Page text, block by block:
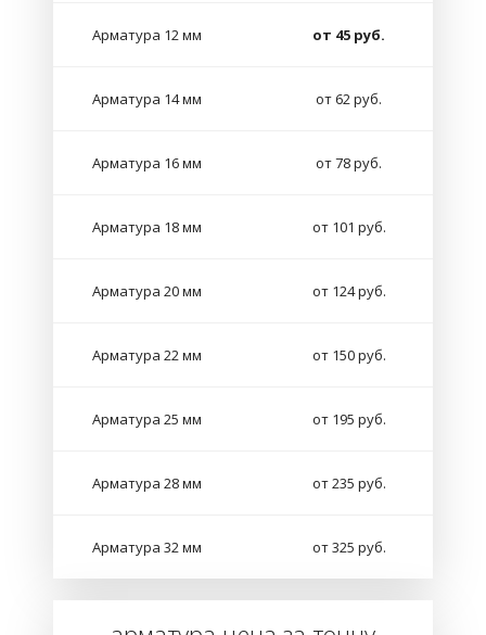
Арматура 12 мм от 45 руб.
Арматура 14 мм от 62 руб.
Арматура 16 мм от 78 руб.
Арматура 18 мм от 101 руб.
Арматура 20 мм от 124 руб.
Арматура 22 мм от 150 руб.
Арматура 25 мм от 195 руб.
Арматура 28 мм от 235 руб.
Арматура 32 мм от 325 руб.